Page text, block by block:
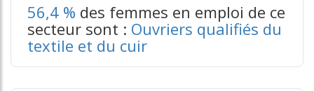
56,4 % des femmes en emploi de ce
secteur sont : Ouvriers qualifiés du
textile et du cuir